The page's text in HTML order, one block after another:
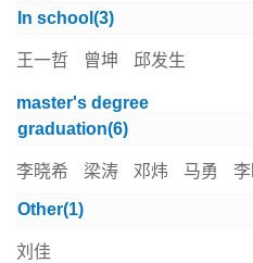
In school(3)
王一哲 曾坤 邱发生
master's degree
graduation(6)
李晓希 梁涛 邓炜 马勇
Other(1)
刘佳